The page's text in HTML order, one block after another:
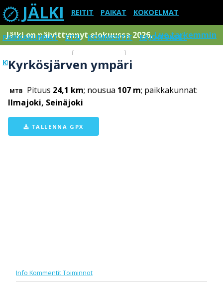
JÄLKI REITIT PAIKAT KOKOELMAT
PAIKKAKUNNAT ETSI KOMMENTIT RAJOITUKSET
KIRJAUDU SISÄÄN Menu
Jälki on päivittynnyt elokuussa 2026.Lue tarkemmin
Kyrkösjärven ympäri
MTB Pituus 24,1 km; nousua 107 m; paikkakunnat:
Ilmajoki, Seinäjoki
TALLENNA GPX
Info KommentitToiminnot